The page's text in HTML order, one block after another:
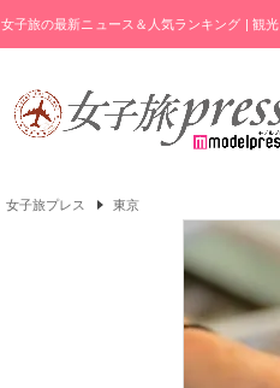
女子旅の最新ニュース＆人気ランキング | 観
女子旅プレス 東京